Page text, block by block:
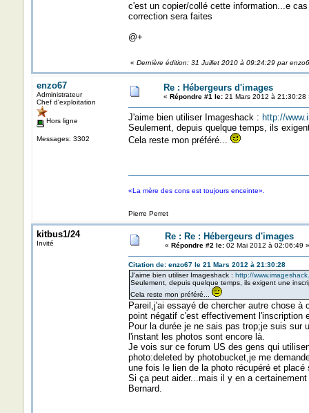
c'est un copier/collé cette information...e
correction sera faites
@+
« Dernière édition: 31 Juillet 2010 à 09:24:29 par
enzo67
Administrateur
Chef d'exploitation
Hors ligne
Messages: 3302
Re : Hébergeurs d'images
« Répondre #1 le:21 Mars 2012 à 21:30:28
J'aime bien utiliser Imageshack : http://
Seulement, depuis quelque temps, ils
Cela reste mon préféré...
«La mère des cons est toujours enceinte».
Pierre Perret
kitbus1/24
Invité
Re : Re : Hébergeurs d'images
« Répondre #2 le:02 Mai 2012 à 02:06:49 »
Citation de: enzo67 le 21 Mars 2012 à 21:30:28
J'aime bien utiliser Imageshack : http://
Seulement, depuis quelque temps, ils exigent une
Cela reste mon préféré...
Pareil,j'ai essayé de chercher autre chose
point négatif c'est effectivement l'inscription
Pour la durée je ne sais pas trop;je suis sur
l'instant les photos sont encore là.
Je vois sur ce forum US des gens qui
photo:deleted by photobucket,je me
une fois le lien de la photo récupéré et
Si ça peut aider...mais il y en a
Bernard.